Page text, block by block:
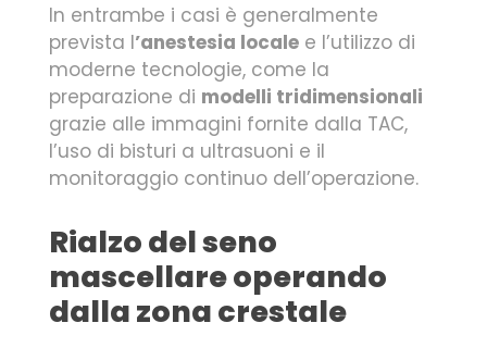
In entrambe i casi è generalmente
prevista l’anestesia locale e l’utilizzo di
moderne tecnologie, come la
preparazione di modelli tridimensionali
grazie alle immagini fornite dalla TAC,
l’uso di bisturi a ultrasuoni e il
monitoraggio continuo dell’operazione.
Rialzo del seno
mascellare operando
dalla zona crestale